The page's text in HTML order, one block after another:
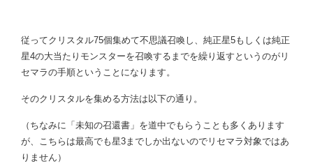
従ってクリスタル75個集めて不思議召喚し、純正星5もしくは純正
星4の大当たりモンスターを召喚するまでを繰り返すというのがリ
セマラの手順ということになります。
そのクリスタルを集める方法は以下の通り。
（ちなみに「未知の召還書」を道中でもらうことも多くあります
が、こちらは最高でも星3までしか出ないのでリセマラ対象ではあ
りません）